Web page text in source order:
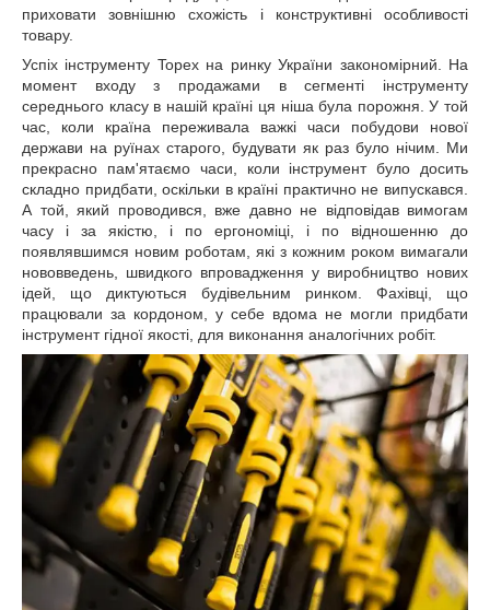
приховати зовнішню схожість і конструктивні особливості
товару.
Успіх інструменту Topex на ринку України закономірний. На
момент входу з продажами в сегменті інструменту
середнього класу в нашій країні ця ніша була порожня. У той
час, коли країна переживала важкі часи побудови нової
держави на руїнах старого, будувати як раз було нічим. Ми
прекрасно пам'ятаємо часи, коли інструмент було досить
складно придбати, оскільки в країні практично не випускався.
А той, який проводився, вже давно не відповідав вимогам
часу і за якістю, і по ергономіці, і по відношенню до
появлявшимся новим роботам, які з кожним роком вимагали
нововведень, швидкого впровадження у виробництво нових
ідей, що диктуються будівельним ринком. Фахівці, що
працювали за кордоном, у себе вдома не могли придбати
інструмент гідної якості, для виконання аналогічних робіт.